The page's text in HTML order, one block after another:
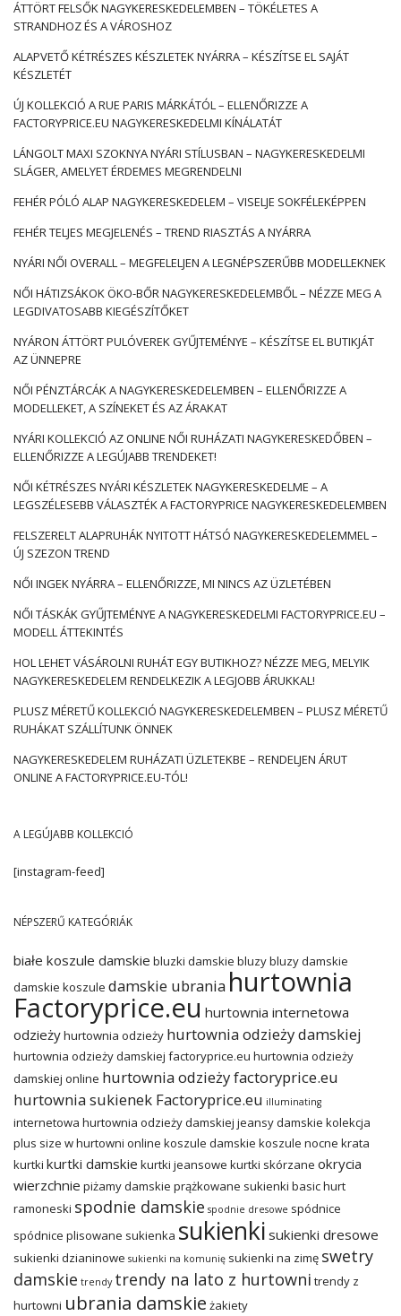
…
ÁTTÖRT FELSŐK NAGYKERESKEDELEMBEN – TÖKÉLETES A
STRANDHOZ ÉS A VÁROSHOZ
ALAPVETŐ KÉTRÉSZES KÉSZLETEK NYÁRRA – KÉSZÍTSE EL SAJÁT
KÉSZLETÉT
ÚJ KOLLEKCIÓ A RUE PARIS MÁRKÁTÓL – ELLENŐRIZZE A
FACTORYPRICE.EU NAGYKERESKEDELMI KÍNÁLATÁT
LÁNGOLT MAXI SZOKNYA NYÁRI STÍLUSBAN – NAGYKERESKEDELMI
SLÁGER, AMELYET ÉRDEMES MEGRENDELNI
FEHÉR PÓLÓ ALAP NAGYKERESKEDELEM – VISELJE SOKFÉLEKÉPPEN
FEHÉR TELJES MEGJELENÉS – TREND RIASZTÁS A NYÁRRA
NYÁRI NŐI OVERALL – MEGFELELJEN A LEGNÉPSZERŰBB MODELLEKNEK
NŐI HÁTIZSÁKOK ÖKO-BŐR NAGYKERESKEDELEMBŐL – NÉZZE MEG A
LEGDIVATOSABB KIEGÉSZÍTŐKET
NYÁRON ÁTTÖRT PULÓVEREK GYŰJTEMÉNYE – KÉSZÍTSE EL BUTIKJÁT
AZ ÜNNEPRE
NŐI PÉNZTÁRCÁK A NAGYKERESKEDELEMBEN – ELLENŐRIZZE A
MODELLEKET, A SZÍNEKET ÉS AZ ÁRAKAT
NYÁRI KOLLEKCIÓ AZ ONLINE NŐI RUHÁZATI NAGYKERESKEDŐBEN –
ELLENŐRIZZE A LEGÚJABB TRENDEKET!
NŐI KÉTRÉSZES NYÁRI KÉSZLETEK NAGYKERESKEDELME – A
LEGSZÉLESEBB VÁLASZTÉK A FACTORYPRICE NAGYKERESKEDELEMBEN
FELSZERELT ALAPRUHÁK NYITOTT HÁTSÓ NAGYKERESKEDELEMMEL –
ÚJ SZEZON TREND
NŐI INGEK NYÁRRA – ELLENŐRIZZE, MI NINCS AZ ÜZLETÉBEN
NŐI TÁSKÁK GYŰJTEMÉNYE A NAGYKERESKEDELMI FACTORYPRICE.EU –
MODELL ÁTTEKINTÉS
HOL LEHET VÁSÁROLNI RUHÁT EGY BUTIKHOZ? NÉZZE MEG, MELYIK
NAGYKERESKEDELEM RENDELKEZIK A LEGJOBB ÁRUKKAL!
PLUSZ MÉRETŰ KOLLEKCIÓ NAGYKERESKEDELEMBEN – PLUSZ MÉRETŰ
RUHÁKAT SZÁLLÍTUNK ÖNNEK
NAGYKERESKEDELEM RUHÁZATI ÜZLETEKBE – RENDELJEN ÁRUT
ONLINE A FACTORYPRICE.EU-TÓL!
A LEGÚJABB KOLLEKCIÓ
[instagram-feed]
NÉPSZERŰ KATEGÓRIÁK
białe koszule damskie bluzki damskie bluzybluzy damskie
damskie koszule damskie ubrania hurtownia
Factoryprice.eu hurtownia internetowa
odzieżyhurtownia odzieży hurtownia odzieży damskiej
hurtownia odzieży damskiej factoryprice.eu hurtownia odzieży
damskiej online hurtownia odzieży factoryprice.eu
hurtownia sukienek Factoryprice.eu illuminating
internetowa hurtownia odzieży damskiej jeansy damskie kolekcja
plus size w hurtowni online koszule damskie koszule nocne krata
kurtki kurtki damskie kurtki jeansowe kurtki skórzane okrycia
wierzchnie piżamy damskie prążkowane sukienki basic hurt
ramoneski spodnie damskie spodnie dresowe spódnice
spódnice plisowane sukienka sukienki sukienki dresowe
sukienki dzianinowe sukienki na komunię sukienki na zimę swetry
damskie trendy trendy na lato z hurtowni trendy z
hurtowni ubrania damskie żakiety